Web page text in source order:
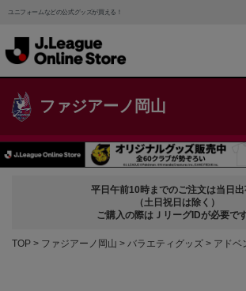
ユニフォームなどの公式グッズが買える！
ファジアーノ岡山
平日午前10時までのご注文は当日出
（土日祝日は除く）
ご購入の際はＪリーグIDが必要です
TOP ファジアーノ岡山 バラエティグッズ アドベ